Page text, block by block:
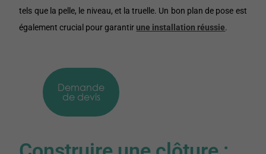
tels que la pelle, le niveau, et la truelle. Un bon plan de pose est
également crucial pour garantir une installation réussie.
Demande
de devis